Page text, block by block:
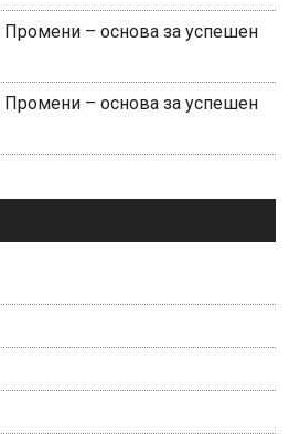
Промени – основа за успешен
Промени – основа за успешен